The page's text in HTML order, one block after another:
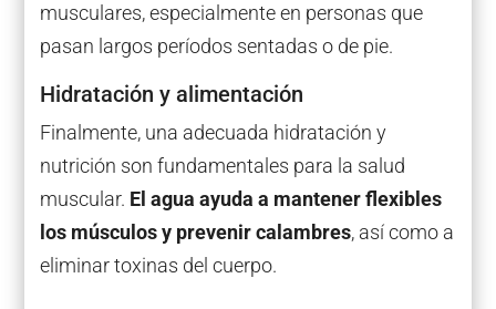
musculares, especialmente en personas que
pasan largos períodos sentadas o de pie.
Hidratación y alimentación
Finalmente, una adecuada hidratación y
nutrición son fundamentales para la salud
muscular. El agua ayuda a mantener flexibles
los músculos y prevenir calambres, así como a
eliminar toxinas del cuerpo.